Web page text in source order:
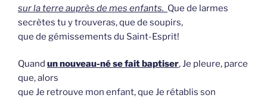
sur la terre auprès de mes enfants. Que de larmes
secrètes tu y trouveras, que de soupirs,
que de gémissements du Saint-Esprit!
Quand un nouveau-né se fait baptiser, Je pleure, parce
que, alors
que Je retrouve mon enfant, que Je rétablis son